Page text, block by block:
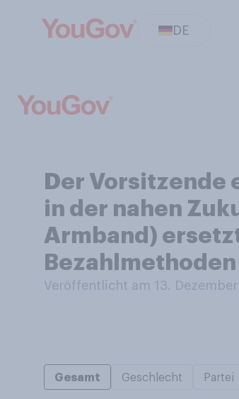
DE
Der Vorsitzende
in der nahen
Armband)
Veröffentlicht am 13. Dezember
Gesamt Geschlecht Partei